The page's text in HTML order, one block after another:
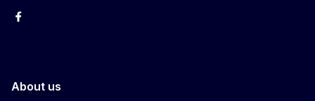
Facebook
About us